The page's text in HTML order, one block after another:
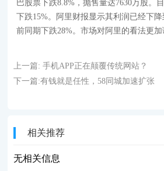
巴股票下跌8.8%，抛售量达7630万股。
下跌15%。阿里财报显示其利润已经下
前同期下跌28%。市场对阿里的看法更加
上一篇:手机APP正在颠覆传统网站？
下一篇:有钱就是任性，58同城加速扩张
相关推荐
无相关信息